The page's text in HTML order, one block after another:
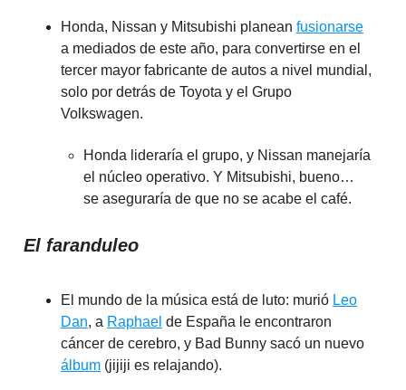
Honda, Nissan y Mitsubishi planean fusionarse
a mediados de este año, para convertirse en el
tercer mayor fabricante de autos a nivel mundial,
solo por detrás de Toyota y el Grupo
Volkswagen.
Honda lideraría el grupo, y Nissan manejaría
el núcleo operativo. Y Mitsubishi, bueno…
se aseguraría de que no se acabe el café.
El faranduleo
El mundo de la música está de luto: murió Leo
Dan, a Raphael de España le encontraron
cáncer de cerebro, y Bad Bunny sacó un nuevo
álbum (jijiji es relajando).